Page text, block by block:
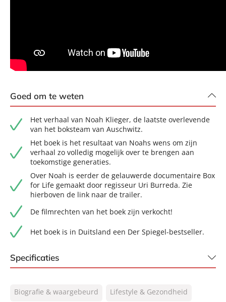
Goed om te weten
Het verhaal van Noah Klieger, de laatste overlevende
van het boksteam van Auschwitz.
Het boek is het resultaat van Noahs wens om zijn
verhaal zo volledig mogelijk over te brengen aan
toekomstige generaties.
Over Noah is eerder de gelauwerde documentaire Box
for Life gemaakt door regisseur Uri Burreda. Zie
hierboven de link naar de trailer.
De filmrechten van het boek zijn verkocht!
Het boek is in Duitsland een Der Spiegel-bestseller.
Specificaties
NUR:
302
Biografie & waargebeurd
Lifestyle & Gezondheid